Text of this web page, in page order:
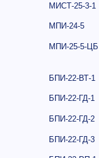
МИСТ-25-3-1
МПИ-24-5
МПИ-25-5-ЦБ
БПИ-22-ВТ-1
БПИ-22-ГД-1
БПИ-22-ГД-2
БПИ-22-ГД-3